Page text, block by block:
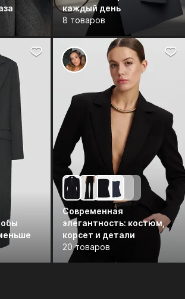
каждый день
8 товаров
Современная
элегантность: костюм,
корсет и детали
20 товаров